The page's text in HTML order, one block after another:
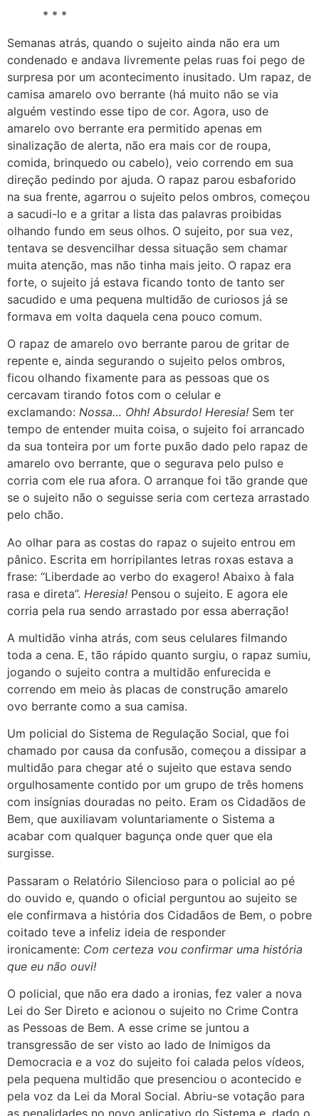
* * *
Semanas atrás, quando o sujeito ainda não era um
condenado e andava livremente pelas ruas foi pego de
surpresa por um acontecimento inusitado. Um rapaz, de
camisa amarelo ovo berrante (há muito não se via
alguém vestindo esse tipo de cor. Agora, uso de
amarelo ovo berrante era permitido apenas em
sinalização de alerta, não era mais cor de roupa,
comida, brinquedo ou cabelo), veio correndo em sua
direção pedindo por ajuda. O rapaz parou esbaforido
na sua frente, agarrou o sujeito pelos ombros, começou
a sacudi-lo e a gritar a lista das palavras proibidas
olhando fundo em seus olhos. O sujeito, por sua vez,
tentava se desvencilhar dessa situação sem chamar
muita atenção, mas não tinha mais jeito. O rapaz era
forte, o sujeito já estava ficando tonto de tanto ser
sacudido e uma pequena multidão de curiosos já se
formava em volta daquela cena pouco comum.
O rapaz de amarelo ovo berrante parou de gritar de
repente e, ainda segurando o sujeito pelos ombros,
ficou olhando fixamente para as pessoas que os
cercavam tirando fotos com o celular e
exclamando: Nossa… Ohh! Absurdo! Heresia! Sem ter
tempo de entender muita coisa, o sujeito foi arrancado
da sua tonteira por um forte puxão dado pelo rapaz de
amarelo ovo berrante, que o segurava pelo pulso e
corria com ele rua afora. O arranque foi tão grande que
se o sujeito não o seguisse seria com certeza arrastado
pelo chão.
Ao olhar para as costas do rapaz o sujeito entrou em
pânico. Escrita em horripilantes letras roxas estava a
frase: “Liberdade ao verbo do exagero! Abaixo à fala
rasa e direta”. Heresia! Pensou o sujeito. E agora ele
corria pela rua sendo arrastado por essa aberração!
A multidão vinha atrás, com seus celulares filmando
toda a cena. E, tão rápido quanto surgiu, o rapaz sumiu,
jogando o sujeito contra a multidão enfurecida e
correndo em meio às placas de construção amarelo
ovo berrante como a sua camisa.
Um policial do Sistema de Regulação Social, que foi
chamado por causa da confusão, começou a dissipar a
multidão para chegar até o sujeito que estava sendo
orgulhosamente contido por um grupo de três homens
com insígnias douradas no peito. Eram os Cidadãos de
Bem, que auxiliavam voluntariamente o Sistema a
acabar com qualquer bagunça onde quer que ela
surgisse.
Passaram o Relatório Silencioso para o policial ao pé
do ouvido e, quando o oficial perguntou ao sujeito se
ele confirmava a história dos Cidadãos de Bem, o pobre
coitado teve a infeliz ideia de responder
ironicamente: Com certeza vou confirmar uma história
que eu não ouvi!
O policial, que não era dado a ironias, fez valer a nova
Lei do Ser Direto e acionou o sujeito no Crime Contra
as Pessoas de Bem. A esse crime se juntou a
transgressão de ser visto ao lado de Inimigos da
Democracia e a voz do sujeito foi calada pelos vídeos,
pela pequena multidão que presenciou o acontecido e
pela voz da Lei da Moral Social. Abriu-se votação para